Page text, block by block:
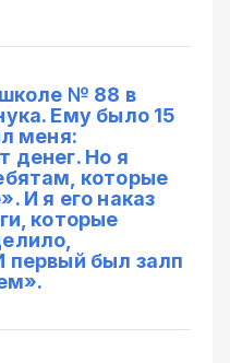
№ 88 в
Ему было 15
меня:
денег. Но я
которые
И я его наказ
которые
первый был залп